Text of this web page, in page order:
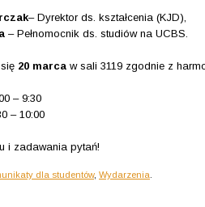
– Dyrektor ds. kształcenia (KJD),
– Pełnomocnik ds. studiów na UCBS.
20 marcaw sali 3119 zgodnie z
– 9:30
– 10:00
i zadawania pytań!
dla studentów, Wydarzenia